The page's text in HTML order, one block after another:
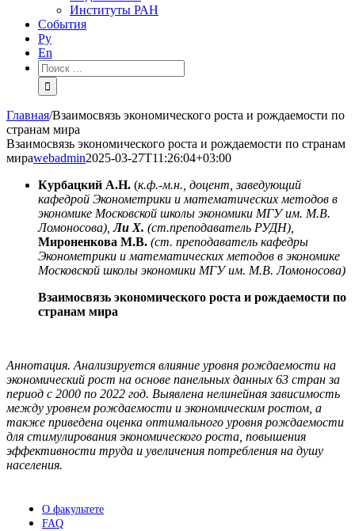
Институты РАН
События
Ру
En
Результат
поиска:
Главная/Взаимосвязь экономического роста и рождаемости по
странам мира
Взаимосвязь экономического роста и рождаемости по странам
мираwebadmin2025-03-27T11:26:04+03:00
Курбацкий А.Н. (к.ф.-м.н., доцент, заведующий
кафедрой Эконометрики и математических методов в
экономике Московской школы экономики МГУ им. М.В.
Ломоносова),Ли Х. (ст.преподаватель РУДН),
Мироненкова М.В. (ст. преподаватель кафедры
Эконометрики и математических методов в экономике
Московской школы экономики МГУ им. М.В. Ломоносова)
Взаимосвязь экономического роста и рождаемости по
странам мира
Аннотация. Анализируется влияние уровня рождаемости на
экономический рост на основе панельных данных 63 стран за
период с 2000 по 2022 год. Выявлена нелинейная зависимость
между уровнем рождаемости и экономическим ростом, а
также приведена оценка оптимального уровня рождаемости
для стимулирования экономического роста, повышения
эффективности труда и увеличения потребления на душу
населения.
О факультете
FAQ